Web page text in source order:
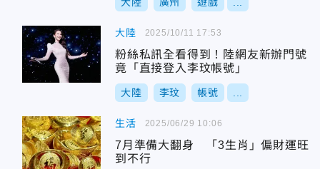
大陸
粉絲私訊全看得到！陸網友新辦門號
竟「直接登入李玟帳號」
大陸 李玟 帳號
2025/10/11 17:53
生活
7月準備大翻身 「3生肖」偏財運旺
到不行
2025/06/29 10:06